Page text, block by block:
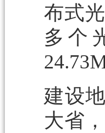
布式
多个
建设
大省